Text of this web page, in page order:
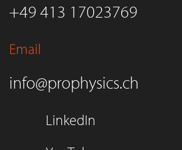
+49 413 17023769
Email
info@prophysics.ch
LinkedIn